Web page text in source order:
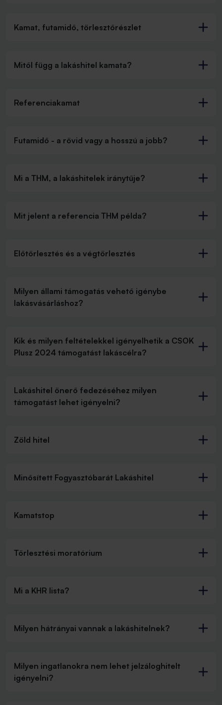
Kamat, futamidő, törlesztőrészlet
Mitől függ a lakáshitel kamata?
Referenciakamat
Futamidő - a rövid vagy a hosszú a jobb?
Mi a THM, a lakáshitelek iránytűje?
Mit jelent a referencia THM példa?
Előtörlesztés és a végtörlesztés
Milyen állami támogatás vehető igénybe
lakásvásárláshoz?
Kik és milyen feltételekkel igényelhetik a CSOK
Plusz 2024 támogatást lakáscélra?
Lakáshitel önerő fedezéséhez milyen
támogatást lehet igényelni?
Zöld hitel
Minősített Fogyasztóbarát Lakáshitel
Kamatstop
Törlesztési moratórium
Mi a KHR lista?
Milyen hátrányai vannak a lakáshitelnek?
Milyen ingatlanokra nem lehet jelzáloghitelt
igényelni?